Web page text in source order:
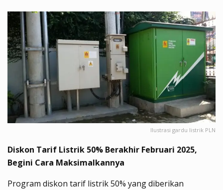
Ilustrasi gardu listrik PLN
Diskon Tarif Listrik 50% Berakhir Februari 2025,
Begini Cara Maksimalkannya
Program diskon tarif listrik 50% yang diberikan